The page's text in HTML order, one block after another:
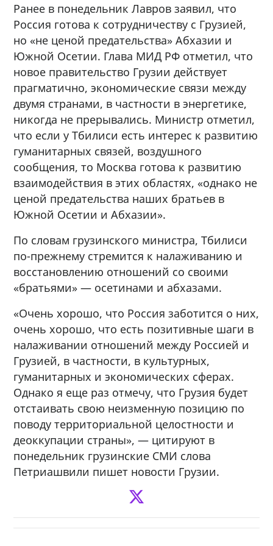
Ранее в понедельник Лавров заявил, что
Россия готова к сотрудничеству с Грузией,
но «не ценой предательства» Абхазии и
Южной Осетии. Глава МИД РФ отметил, что
новое правительство Грузии действует
прагматично, экономические связи между
двумя странами, в частности в энергетике,
никогда не прерывались. Министр отметил,
что если у Тбилиси есть интерес к развитию
гуманитарных связей, воздушного
сообщения, то Москва готова к развитию
взаимодействия в этих областях, «однако не
ценой предательства наших братьев в
Южной Осетии и Абхазии».
По словам грузинского министра, Тбилиси
по-прежнему стремится к налаживанию и
восстановлению отношений со своими
«братьями» — осетинами и абхазами.
«Очень хорошо, что Россия заботится о них,
очень хорошо, что есть позитивные шаги в
налаживании отношений между Россией и
Грузией, в частности, в культурных,
гуманитарных и экономических сферах.
Однако я еще раз отмечу, что Грузия будет
отстаивать свою неизменную позицию по
поводу территориальной целостности и
деоккупации страны», — цитируют в
понедельник грузинские СМИ слова
Петриашвили пишет новости Грузии.